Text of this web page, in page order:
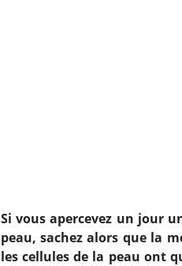
Si vous apercevez un jour
peau, sachez alors que la
les cellules de la peau ont